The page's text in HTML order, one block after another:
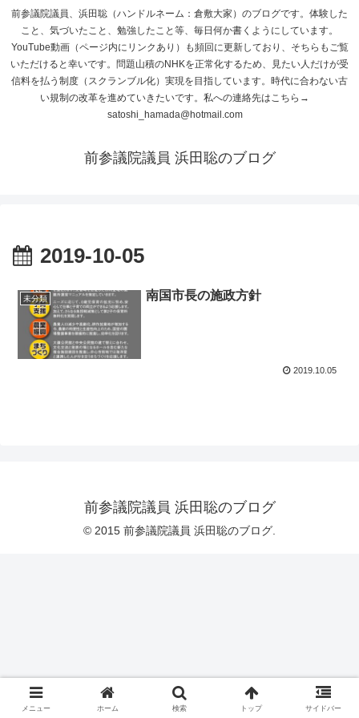
前参議院議員、浜田聡（ハンドルネーム：倉敷大家）のブログです。体験した
こと、気づいたこと、勉強したこと等、毎日何か書くようにしています。
YouTube動画（ページ内にリンクあり）も頻回に更新しており、そちらもご覧
いただけると幸いです。問題山積のNHKを正常化するため、見たい人だけが受
信料を払う制度（スクランブル化）実現を目指しています。時代に合わない古
い規制の改革を進めていきたいです。私への連絡先はこちら→
satoshi_hamada@hotmail.com
前参議院議員 浜田聡のブログ
2019-10-05
未分類 南国市長の施政方針
2019.10.05
前参議院議員 浜田聡のブログ
© 2015 前参議院議員 浜田聡のブログ.
メニュー ホーム 検索 トップ サイドバー